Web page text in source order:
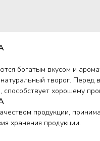
богатым вкусом и
творог. Перед
способствует хорошему
продукции,
хранения продукции.